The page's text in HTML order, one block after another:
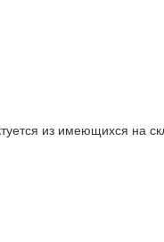
из имеющихся на